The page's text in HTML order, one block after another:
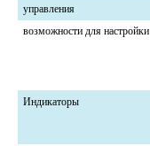
управления
возможности для настройки
Индикаторы